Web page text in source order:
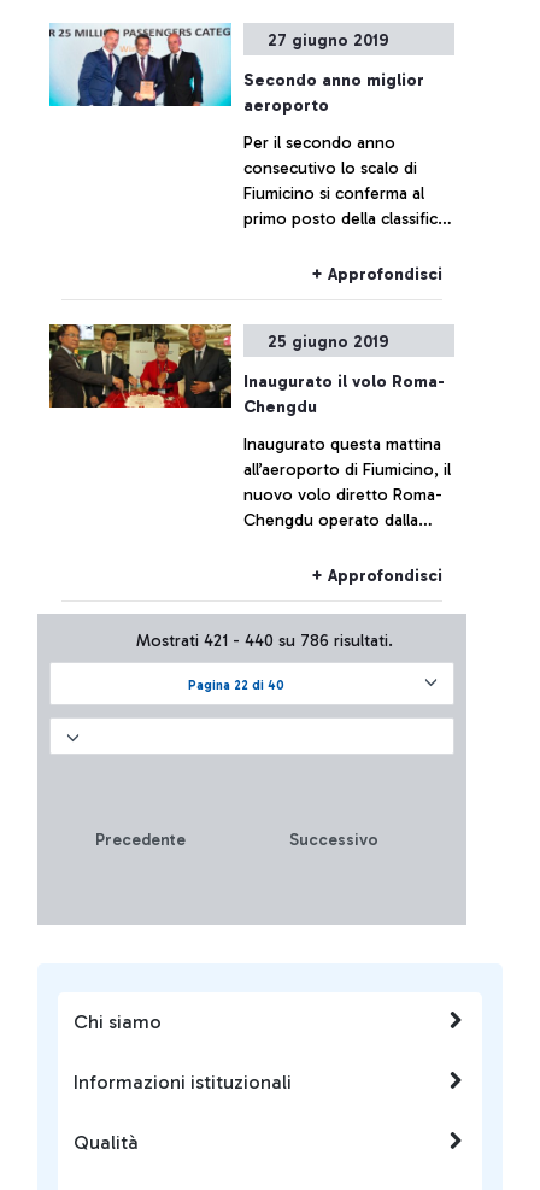
Chi siamo
Informazioni istituzionali
Qualità
27 giugno 2019
Secondo anno miglior
aeroporto
Per il secondo anno
consecutivo lo scalo di
Fiumicino si conferma al
primo posto della classifica
International”,
l’associazione istituzionale
che rileva in modo
indipendente il gradimento
dei passeggeri nei principali
aeroporti del mondo.
+ Approfondisci
25 giugno 2019
Inaugurato il volo Roma-
Chengdu
Inaugurato questa mattina
all’aeroporto di Fiumicino, il
nuovo volo diretto Roma-
Chengdu operato dalla
Sichuan Airlines.+ Approfondisci
Pagina 22 di 40
Mostrati 421 - 440 su 786 risultati.
Precedente Successivo